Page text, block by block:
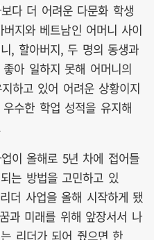
다 더 어려운 다문화 학생
지와 베트남인 어머니 사이
, 할아버지, 두 명의 동생과
아 일하지 못해 어머니의
하고 있어 어려운 상황이지
수한 학업 성적을 유지해
이 올해로 5년 차에 접어들
는 방법을 고민하고 있
더 사업을 올해 시작하게 됐
과 미래를 위해 앞장서서 나
리더가 되어 줬으면 한